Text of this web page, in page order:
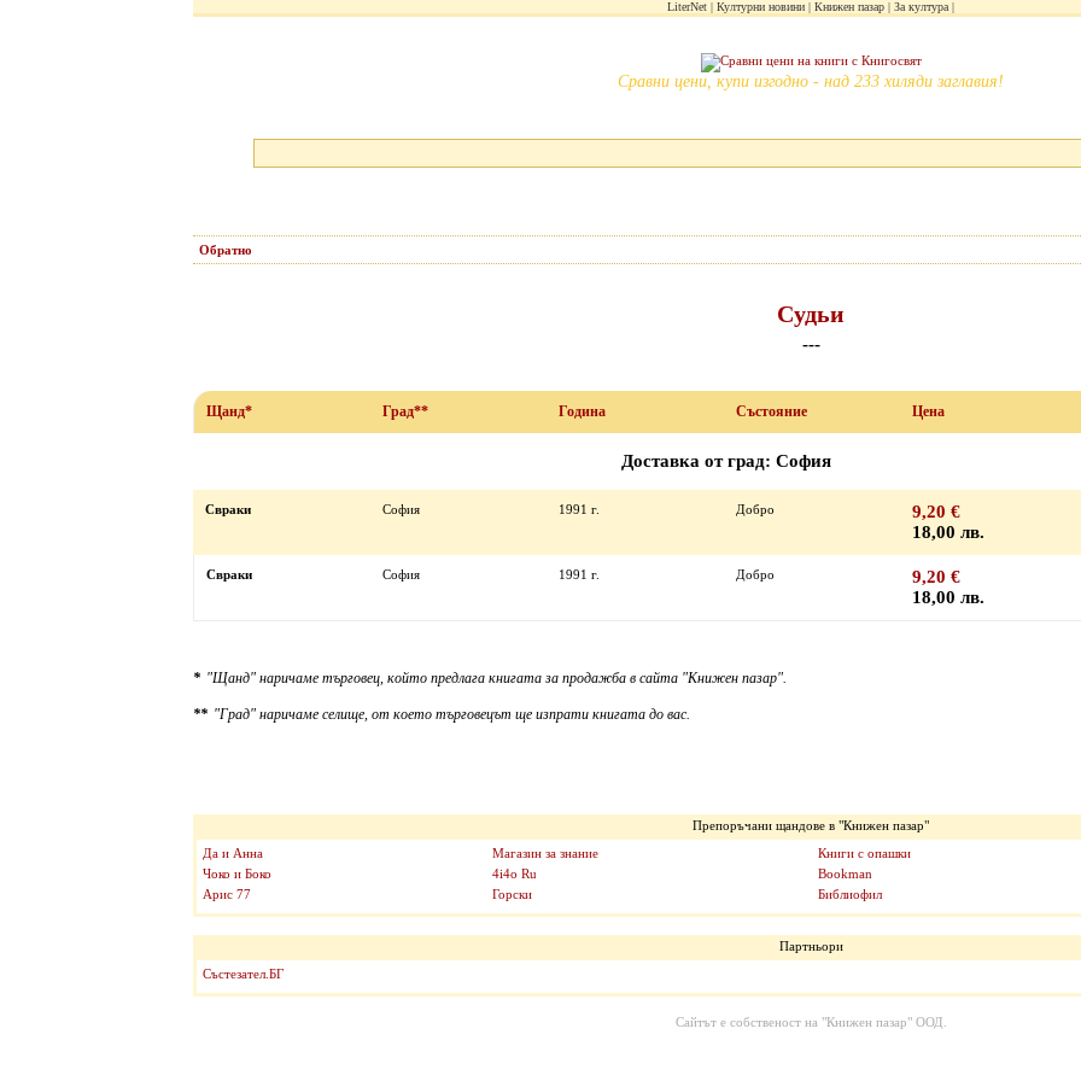
LiterNet Културни новини Книжен пазар За култура
Сравни цени, купи изгодно - над 233 хиляди заглавия!
Обратно
Судьи
---
Щанд* Град** Година Състояние Цена
Доставка от град: София
Свраки София 1991 г. Добро
9,20 €
18,00 лв.
Свраки София 1991 г. Добро
9,20 €
18,00 лв.
* "Щанд" наричаме търговец, който предлага книгата за продажба в сайта "Книжен пазар".
** "Град" наричаме селище, от което търговецът ще изпрати книгата до вас.
Препоръчани щандове в "Книжен пазар"
Да и Анна
Чоко и Боко
Арис 77
Магазин за знание
4i4o Ru
Горски
Книги с опашки
Bookman
Библиофил
Партньори
Състезател.БГ
Сайтът е собственост на "Книжен пазар" ООД